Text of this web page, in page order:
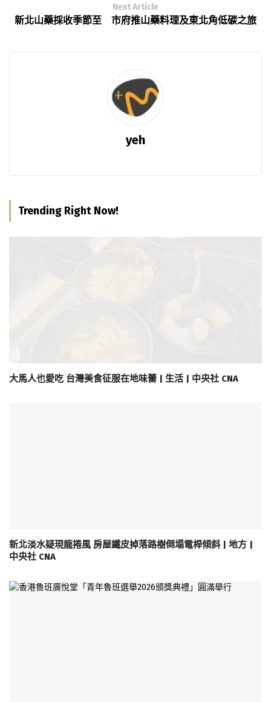
Next Article
新北山藥採收季節至 市府推山藥料理及東北角低碳之旅
yeh
Trending Right Now!
大馬人也愛吃 台灣美食征服在地味蕾 | 生活 | 中央社 CNA
新北淡水疑現龍捲風 房屋鐵皮掉落路樹倒塌電桿傾斜 | 地方 |
中央社 CNA